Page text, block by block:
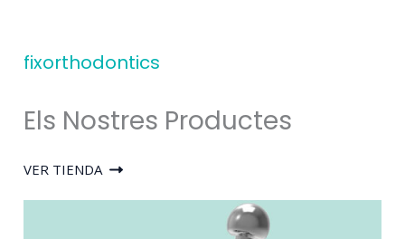
fixorthodontics
Els Nostres Productes
VER TIENDA